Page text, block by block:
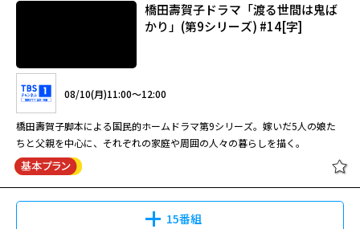
橋田壽賀子ドラマ「渡る世間は鬼ば
かり」(第9シリーズ) #14[字]
08/10(月)11:00～12:00
橋田壽賀子脚本による国民的ホームドラマ第9シリーズ。嫁いだ5人の娘た
ちと父親を中心に、それぞれの家庭や周囲の人々の暮らしを描く。
15番組